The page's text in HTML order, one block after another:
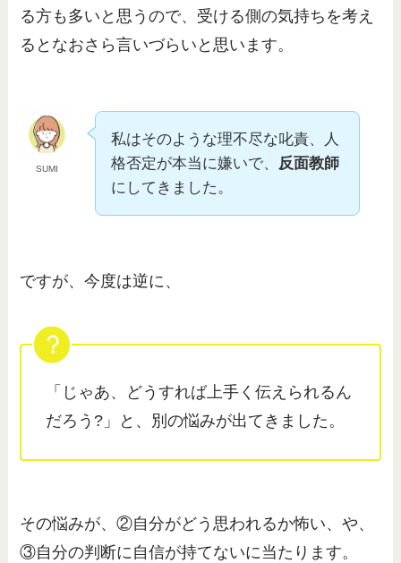
る方も多いと思うので、受ける側の気持ちを考え
るとなおさら言いづらいと思います。
SUMI
私はそのような理不尽な叱責、人
格否定が本当に嫌いで、 反面教師
にしてきました。
ですが、今度は逆に、
「じゃあ、どうすれば上手く伝えられるん
だろう?」と、別の悩みが出てきました。
その悩みが、②自分がどう思われるか怖い、や、
③自分の判断に自信が持てないに当たります。